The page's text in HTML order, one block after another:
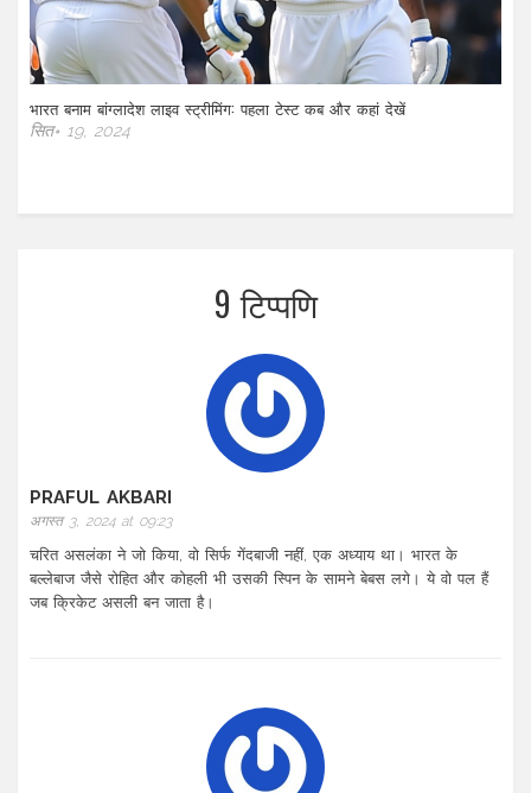
भारत बनाम बांग्लादेश लाइव स्ट्रीमिंग: पहला टेस्ट कब और कहां देखें
सित॰ 19, 2024
9 टिप्पणि
PRAFUL AKBARI
अगस्त 3, 2024 at 09:23
चरित असलंका ने जो किया, वो सिर्फ गेंदबाजी नहीं, एक अध्याय था। भारत के
बल्लेबाज जैसे रोहित और कोहली भी उसकी स्पिन के सामने बेबस लगे। ये वो पल हैं
जब क्रिकेट असली बन जाता है।